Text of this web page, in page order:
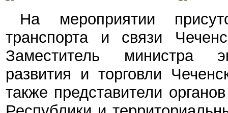
На мероприятии
транспорта и связи
Заместитель министра
развития и торговли
также представители